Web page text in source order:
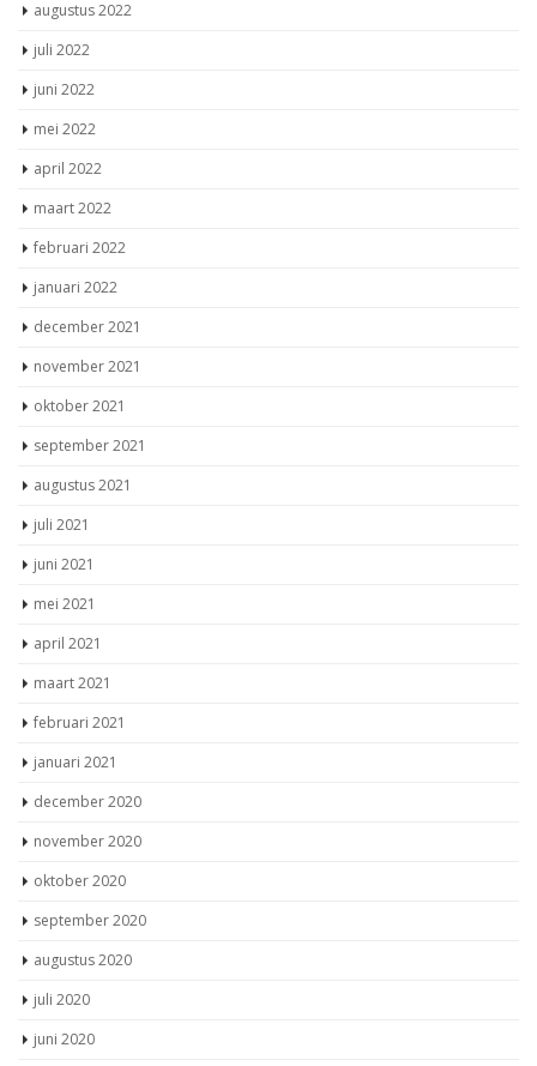
augustus 2022
juli 2022
juni 2022
mei 2022
april 2022
maart 2022
februari 2022
januari 2022
december 2021
november 2021
oktober 2021
september 2021
augustus 2021
juli 2021
juni 2021
mei 2021
april 2021
maart 2021
februari 2021
januari 2021
december 2020
november 2020
oktober 2020
september 2020
augustus 2020
juli 2020
juni 2020